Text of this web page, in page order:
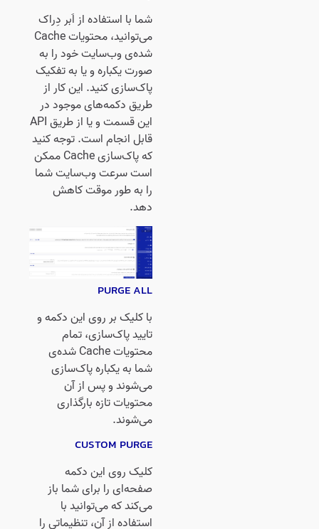
شما با استفاده از اَبر دِراک
می‌توانید، محتویات Cache
شده‌ی وب‌سایت خود را به
صورت یکباره و یا به تفکیک
پاک‌سازی کنید. این کار از
طریق دکمه‌های موجود در
این قسمت و یا از طریق API
قابل انجام است. توجه کنید
که پاک‌سازی Cache ممکن
است سرعت وب‌سایت شما
را به طور موقت کاهش
دهد.
PURGE ALL
با کلیک بر روی این دکمه و
تایید پاک‌سازی، تمام
محتویات Cache شده‌ی
شما به یکباره پاک‌سازی
می‌شوند و پس از آن
محتویات تازه بارگذاری
می‌شوند.
CUSTOM PURGE
کلیک روی این دکمه
صفحه‌ای را برای شما باز
می‌کند که می‌توانید با
استفاده از آن، تنظیماتی را